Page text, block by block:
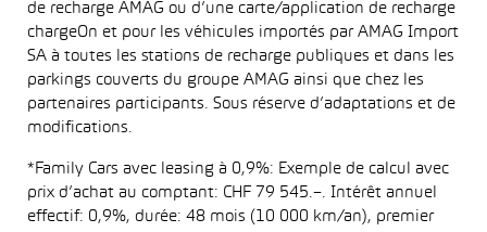
de recharge AMAG ou d’une carte/application de recharge
chargeOn et pour les véhicules importés par AMAG Import
SA à toutes les stations de recharge publiques et dans les
parkings couverts du groupe AMAG ainsi que chez les
partenaires participants. Sous réserve d’adaptations et de
modifications.
*Family Cars avec leasing à 0,9%: Exemple de calcul avec
prix d’achat au comptant: CHF 79 545.–. Intérêt annuel
effectif: 0,9%, durée: 48 mois (10 000 km/an), premier